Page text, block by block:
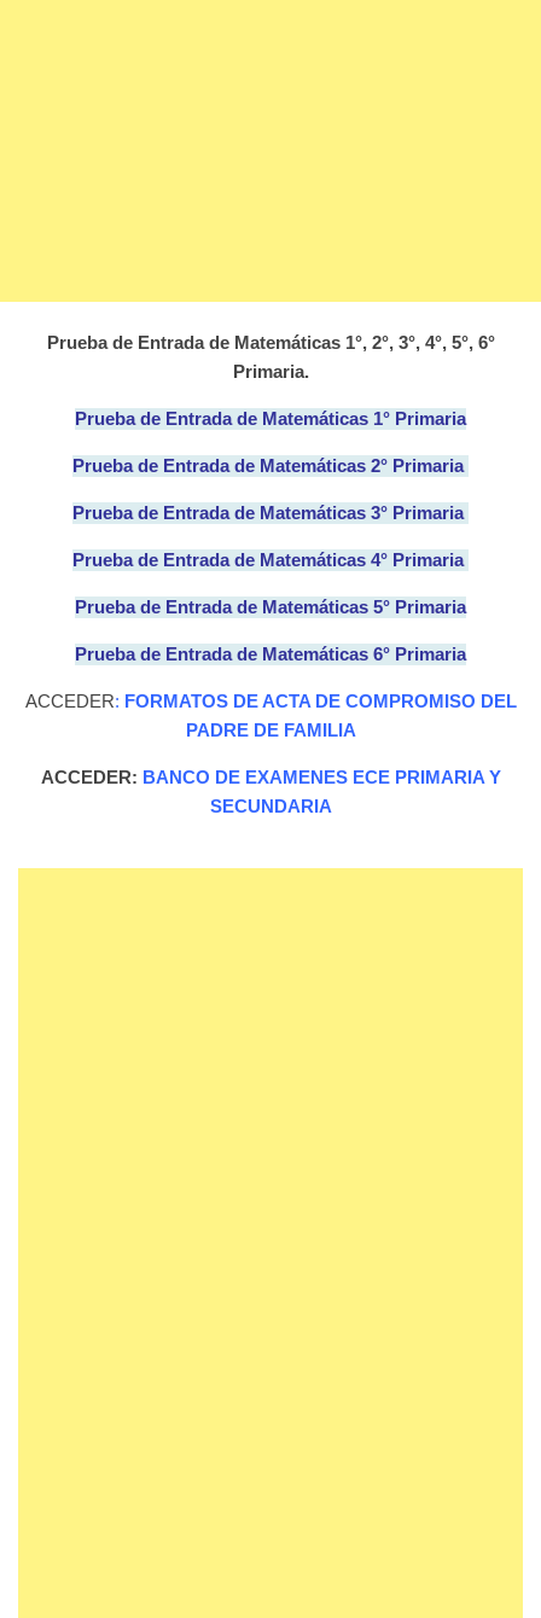
Prueba de Entrada de Matemáticas 1°, 2°, 3°, 4°, 5°, 6°
Primaria.
Prueba de Entrada de Matemáticas 1° Primaria
Prueba de Entrada de Matemáticas 2° Primaria
Prueba de Entrada de Matemáticas 3° Primaria
Prueba de Entrada de Matemáticas 4° Primaria
Prueba de Entrada de Matemáticas 5° Primaria
Prueba de Entrada de Matemáticas 6° Primaria
ACCEDER: FORMATOS DE ACTA DE COMPROMISO DEL
PADRE DE FAMILIA
ACCEDER: BANCO DE EXAMENES ECE PRIMARIA Y
SECUNDARIA